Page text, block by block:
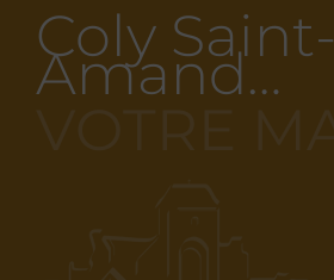
Coly Saint-
Amand…